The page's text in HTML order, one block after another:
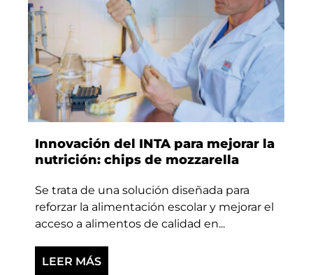
Innovación del INTA para mejorar la
nutrición: chips de mozzarella
Se trata de una solución diseñada para
reforzar la alimentación escolar y mejorar el
acceso a alimentos de calidad en...
LEER MÁS